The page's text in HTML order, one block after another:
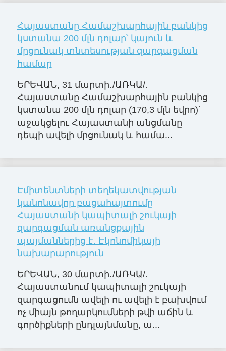
Հայաստանը Համաշխարհային բանկից
կստանա 200 մլն դոլար՝ կայուն և
մրցունակ տնտեսության զարգացման
համար
ԵՐԵՎԱՆ, 31 մարտի․/ԱՌԿԱ/․
Հայաստանը Համաշխարհային բանկից
կստանա 200 մլն դոլար (170,3 մլն եվրո)՝
աջակցելու Հայաստանի անցմանը
դեպի ավելի մրցունակ և համա...
Էմիտենտների տեղեկատվության
կանոնավոր բացահայտումը
Հայաստանի կապիտալի շուկայի
զարգացման առանցքային
պայմաններից է․ Էկոնոմիկայի
նախարարություն
ԵՐԵՎԱՆ, 30 մարտի․/ԱՌԿԱ/․
Հայաստանում կապիտալի շուկայի
զարգացումն ավելի ու ավելի է բախվում
ոչ միայն թողարկումների թվի աճին և
գործիքների ընդլայնմանը, ա...